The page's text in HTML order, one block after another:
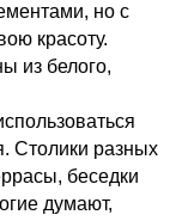
но с
красоту.
из белого,
Столики разных
беседки
думают,